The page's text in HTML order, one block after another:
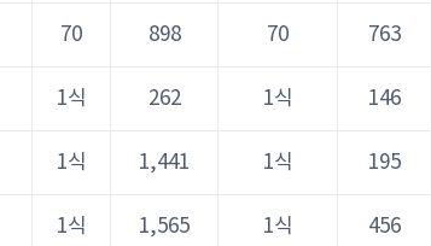
70 898 70 763
1식 262 1식 146
1식 1,441 1식 195
1식 1,565 1식 456